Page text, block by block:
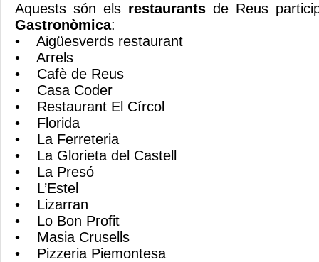
Aquests són els restaurants de Reus
Gastronòmica:
• Aigüesverds restaurant
• Arrels
• Cafè de Reus
• Casa Coder
• Restaurant El Círcol
• Florida
• La Ferreteria
• La Glorieta del Castell
• La Presó
• L’Estel
• Lizarran
• Lo Bon Profit
• Masia Crusells
• Pizzeria Piemontesa